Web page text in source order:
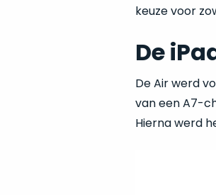
keuze voor
De
De Air werd
van een A7-
Hierna werd